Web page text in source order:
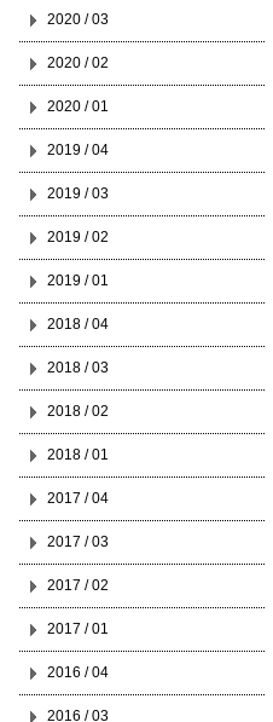
2020 / 03
2020 / 02
2020 / 01
2019 / 04
2019 / 03
2019 / 02
2019 / 01
2018 / 04
2018 / 03
2018 / 02
2018 / 01
2017 / 04
2017 / 03
2017 / 02
2017 / 01
2016 / 04
2016 / 03